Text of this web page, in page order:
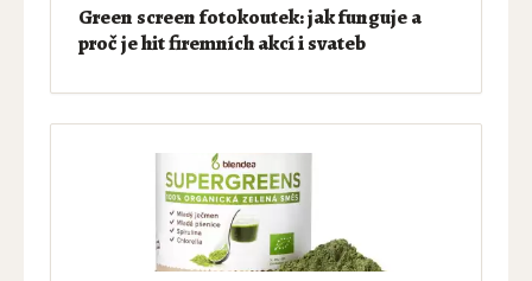
Green screen fotokoutek: jak funguje a
proč je hit firemních akcí i svateb